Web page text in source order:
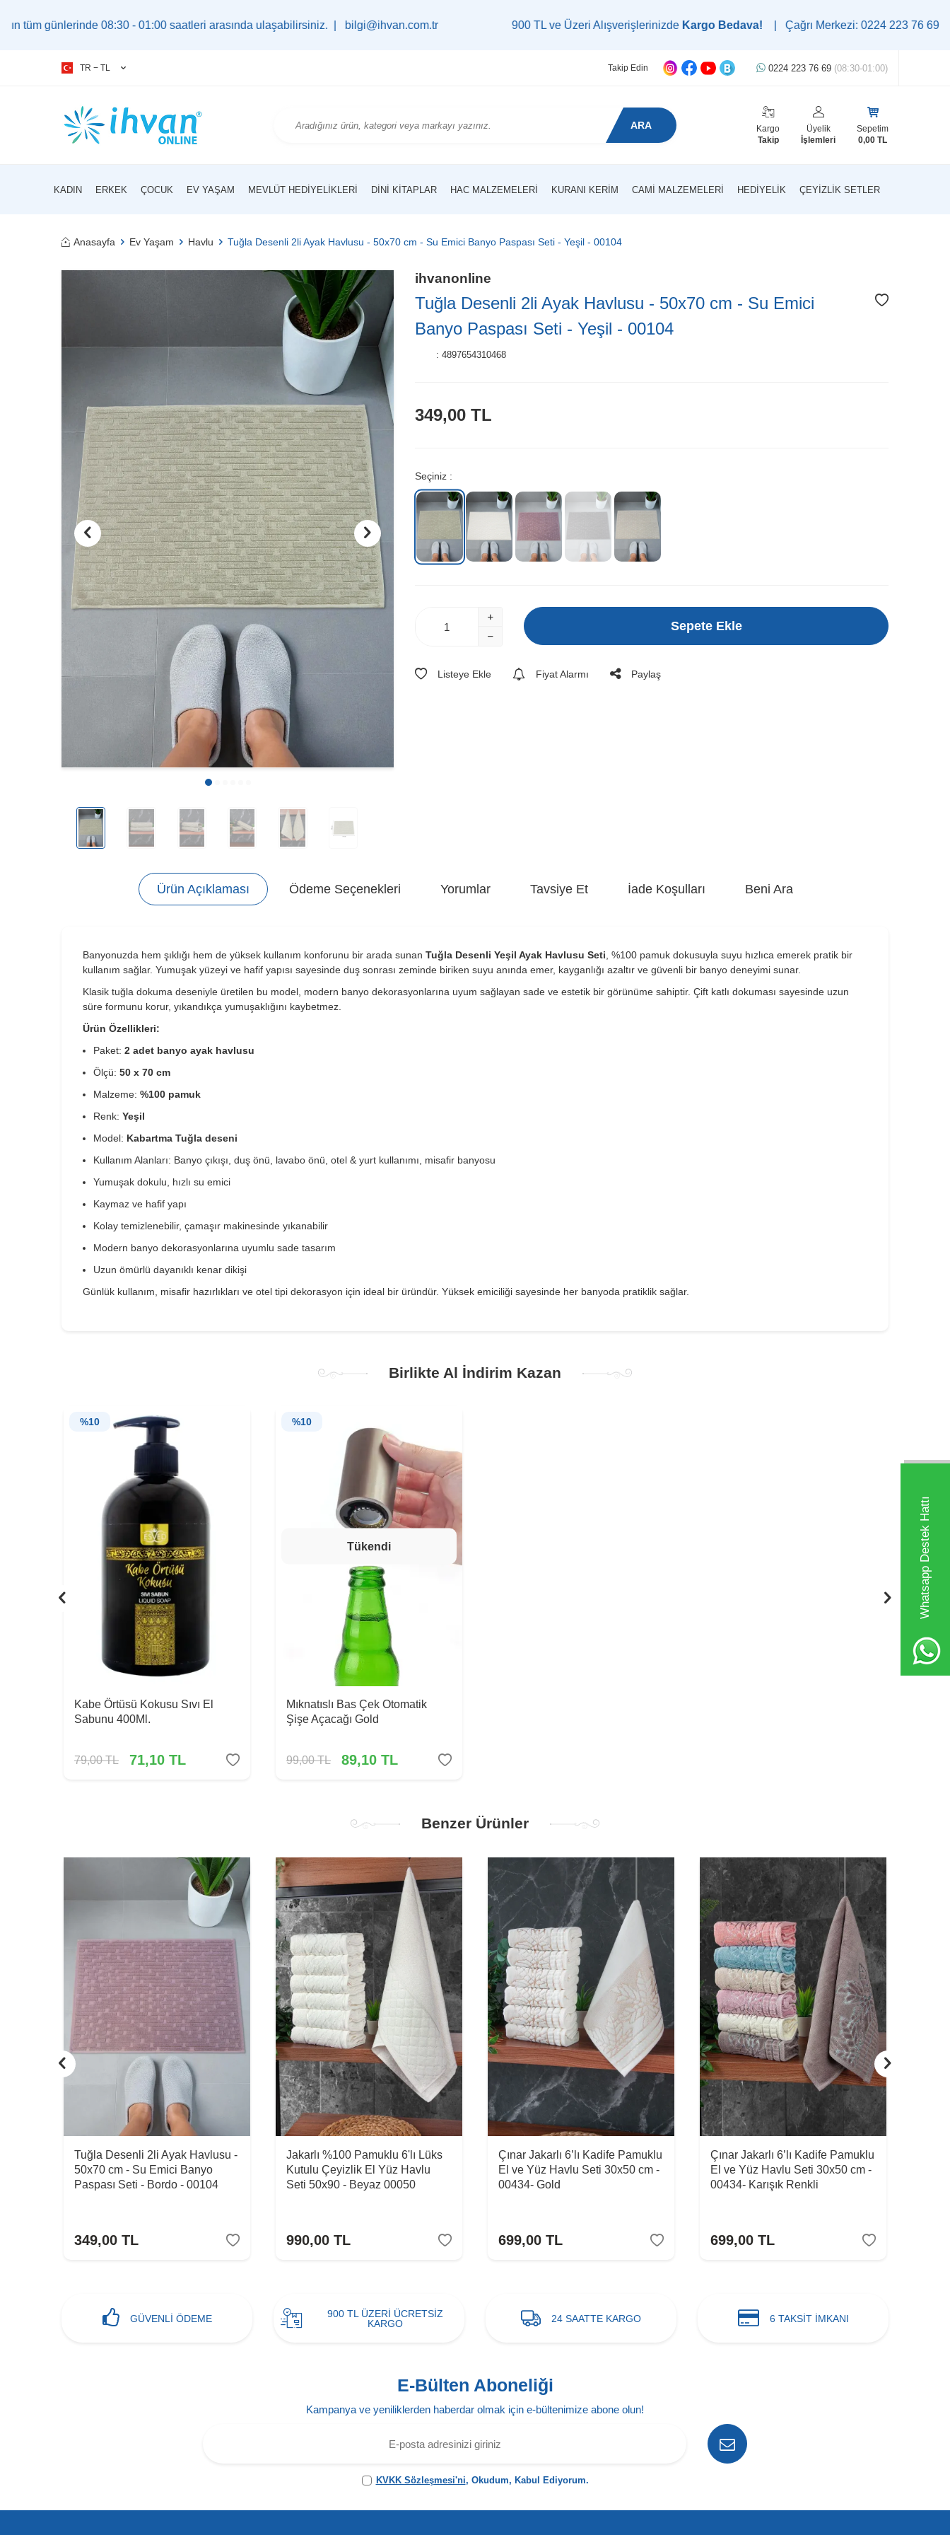
Whatsapp Destek Hattı
08:30 - 01:00 saatleri arasında ulaşabilirsiniz. |bilgi@ihvan.com.tr 900 TL ve Üzeri AlışverişlerinizdeKargo Bedava!| Çağrı Merkezi: 0224 223 76 69 | WhatsApp
TR − TL Takip Edin 0224 223 76 69 (08:30-01:00)
ARA
Kargo
Takip
Üyelik
İşlemleri
Sepetim
0,00 TL
KADIN ERKEK ÇOCUK EV YAŞAM MEVLÜT HEDIYELIKLERI DINI KITAPLAR HAC MALZEMELERI KURANI KERIM CAMI MALZEMELERI HEDIYELIK ÇEYIZLIK SETLER
Anasayfa Ev Yaşam Havlu Tuğla Desenli 2li Ayak Havlusu - 50x70 cm - Su Emici Banyo Paspası Seti - Yeşil - 00104
ihvanonline
Tuğla Desenli 2li Ayak Havlusu - 50x70 cm - Su Emici
Banyo Paspası Seti - Yeşil - 00104
: 4897654310468
349,00 TL
Seçiniz :
Sepete Ekle
Listeye Ekle Fiyat Alarmı Paylaş
Ürün Açıklaması Ödeme Seçenekleri Yorumlar Tavsiye Et İade Koşulları Beni Ara
Banyonuzda hem şıklığı hem de yüksek kullanım konforunu bir arada sunan Tuğla Desenli Yeşil Ayak Havlusu Seti , %100 pamuk dokusuyla suyu hızlıca emerek pratik bir
kullanım sağlar. Yumuşak yüzeyi ve hafif yapısı sayesinde duş sonrası zeminde biriken suyu anında emer, kayganlığı azaltır ve güvenli bir banyo deneyimi sunar.
Klasik tuğla dokuma deseniyle üretilen bu model, modern banyo dekorasyonlarına uyum sağlayan sade ve estetik bir görünüme sahiptir. Çift katlı dokuması sayesinde uzun
süre formunu korur, yıkandıkça yumuşaklığını kaybetmez.
Ürün Özellikleri:
Paket: 2 adet banyo ayak havlusu
Ölçü: 50 x 70 cm
Malzeme: %100 pamuk
Renk: Yeşil
Model: Kabartma Tuğla deseni
Kullanım Alanları: Banyo çıkışı, duş önü, lavabo önü, otel & yurt kullanımı, misafir banyosu
Yumuşak dokulu, hızlı su emici
Kaymaz ve hafif yapı
Kolay temizlenebilir, çamaşır makinesinde yıkanabilir
Modern banyo dekorasyonlarına uyumlu sade tasarım
Uzun ömürlü dayanıklı kenar dikişi
Günlük kullanım, misafir hazırlıkları ve otel tipi dekorasyon için ideal bir üründür. Yüksek emiciliği sayesinde her banyoda pratiklik sağlar.
Birlikte Al İndirim Kazan
%10
Kabe Örtüsü Kokusu Sıvı El
Sabunu 400Ml.
79,00TL 71,10 TL
%10
Tükendi
Mıknatıslı Bas Çek Otomatik
Şişe Açacağı Gold
99,00TL 89,10 TL
Benzer Ürünler
Tuğla Desenli 2li Ayak Havlusu -
50x70 cm - Su Emici Banyo
Paspası Seti - Bordo - 00104
349,00 TL
Jakarlı %100 Pamuklu 6'lı Lüks
Kutulu Çeyizlik El Yüz Havlu
Seti 50x90 - Beyaz 00050
990,00 TL
Çınar Jakarlı 6’lı Kadife Pamuklu
El ve Yüz Havlu Seti 30x50 cm -
00434- Gold
699,00 TL
Çınar Jakarlı 6’lı Kadife Pamuklu
El ve Yüz Havlu Seti 30x50 cm -
00434- Karışık Renkli
699,00 TL
GÜVENLİ ÖDEME
900 TL ÜZERİ ÜCRETSİZ
KARGO
24 SAATTE KARGO 6 TAKSİT İMKANI
E-Bülten Aboneliği
Kampanya ve yeniliklerden haberdar olmak için e-bültenimize abone olun!
KVKK Sözleşmesi'ni, Okudum, Kabul Ediyorum.